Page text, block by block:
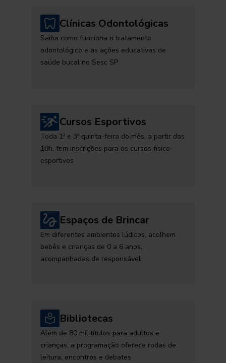
Clínicas Odontológicas
Saiba como funciona o tratamento
odontológico e as ações educativas de
saúde bucal no Sesc SP
Cursos Esportivos
Toda 1ª e 3ª quinta-feira do mês, a partir das
18h, tem inscrições para os cursos físico-
esportivos
Espaços de Brincar
Em diferentes ambientes lúdicos, acolhem
bebês e crianças de 0 a 6 anos,
acompanhadas de responsável
Bibliotecas
Além de 80 mil títulos para adultos e
crianças, a programação oferece rodas de
leitura, encontros e debates